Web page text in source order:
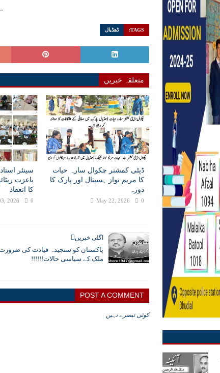
TAGS: ڈھڈیال
متعلقہ خبریں
ڈپٹی کمشنر چکوال سارہ حیات
کا مریم نواز ہسپتال اور پارک کا
دورہ
May 22, 2026 0
سینئر
باعزت
کا انعقاد
2026 0
اگلی خبریں
پاکستان کو سنجیدہ قیادت کی ضرورت
ملک کے سیاسی حالات!!!!!!
POST A COMMENT
کوئی تبصرے نہیں